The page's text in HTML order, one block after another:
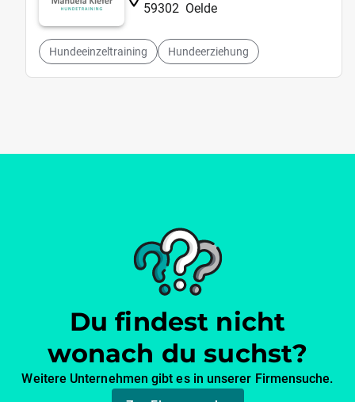
59302 Oelde
Hundeeinzeltraining Hundeerziehung
Du findest nicht
wonach du suchst?
Weitere Unternehmen gibt es in unserer Firmensuche.